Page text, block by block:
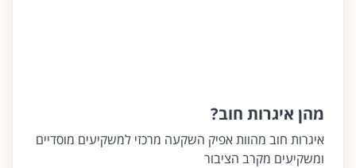
מהן איגרות חוב?
איגרות חוב מהוות אפיק השקעה מרכזי למשקיעים מוסדיים
ומשקיעים מקרב הציבור